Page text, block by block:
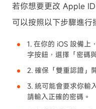
若你想要更改 Apple
可以按照以下步驟進行
1. 在你的 iOS 設備上
字按鈕，選擇「密碼
2. 確保「雙重認證」
3. 統可能會要求你輸
請輸入正確的密碼。